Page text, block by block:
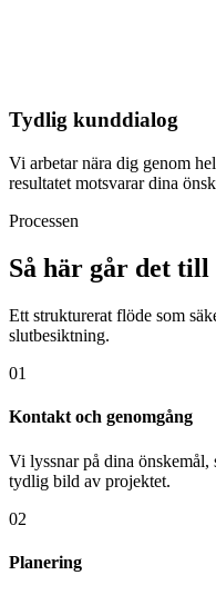
Tydlig kunddialog
Vi arbetar nära dig genom
resultatet motsvarar dina
Processen
Så här går det till
Ett strukturerat flöde som
slutbesiktning.
01
Kontakt och genomgång
Vi lyssnar på dina önskemål,
tydlig bild av projektet.
02
Planering